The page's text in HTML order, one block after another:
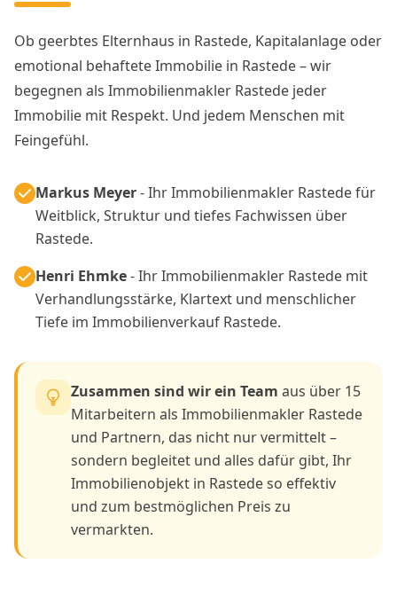
Ob geerbtes Elternhaus in Rastede, Kapitalanlage oder
emotional behaftete Immobilie in Rastede – wir
begegnen als Immobilienmakler Rastede jeder
Immobilie mit Respekt. Und jedem Menschen mit
Feingefühl.
Markus Meyer- Ihr Immobilienmakler Rastede für
Weitblick, Struktur und tiefes Fachwissen über
Rastede.
Henri Ehmke- Ihr Immobilienmakler Rastede mit
Verhandlungsstärke, Klartext und menschlicher
Tiefe im Immobilienverkauf Rastede.
Zusammen sind wir ein Team aus über 15
Mitarbeitern als Immobilienmakler Rastede
und Partnern, das nicht nur vermittelt –
sondern begleitet und alles dafür gibt, Ihr
Immobilienobjekt in Rastede so effektiv
und zum bestmöglichen Preis zu
vermarkten.